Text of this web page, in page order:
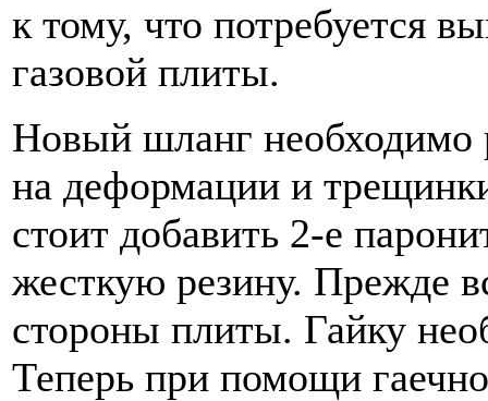
к тому, что потребуется
газовой плиты.
Новый шланг необходимо
на деформации и
стоит добавить 2-е
жесткую резину. Прежде
стороны плиты. Гайку
Теперь при помощи